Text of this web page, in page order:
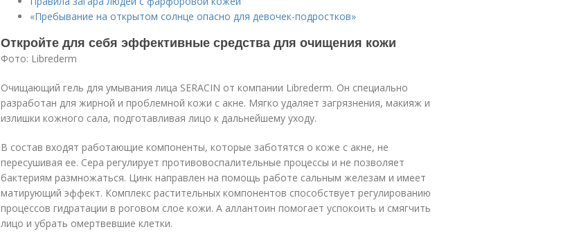
«Пребывание на открытом солнце опасно для девочек-подростков»
Откройте для себя эффективные средства для очищения кожи
Фото: Librederm
Очищающий гель для умывания лица SERACIN от компании Librederm. Он специально
разработан для жирной и проблемной кожи с акне. Мягко удаляет загрязнения, макияж и
излишки кожного сала, подготавливая лицо к дальнейшему уходу.
В состав входят работающие компоненты, которые заботятся о коже с акне, не
пересушивая ее. Сера регулирует противовоспалительные процессы и не позволяет
бактериям размножаться. Цинк направлен на помощь работе сальным железам и имеет
матирующий эффект. Комплекс растительных компонентов способствует регулированию
процессов гидратации в роговом слое кожи. А аллантоин помогает успокоить и смягчить
лицо и убрать омертвевшие клетки.